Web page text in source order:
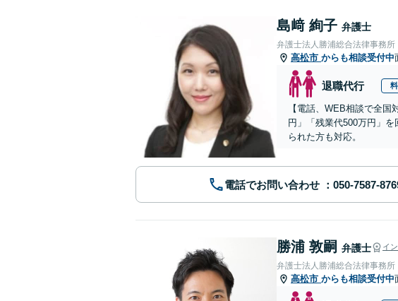
島﨑 絢子 弁護士
弁護士法人勝浦総合法律事務所
高松市 からも相談受付中
退職代行
【電話、WEB相談で全
円」「残業代500万円」
られた方も対応。
電話でお問い合わせ
勝浦 敦嗣 弁護士 イ
弁護士法人勝浦総合法律事務所
高松市 からも相談受付中